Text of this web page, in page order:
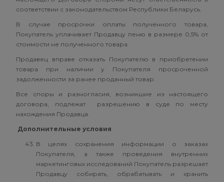
соответствии с законодательством Республики Беларусь.
В случае просрочки оплаты полученного товара,
Покупатель уплачивает Продавцу пеню в размере 0,5% от
стоимости не полученного товара.
Продавец вправе отказать Покупателю в приобретении
товара при наличии у Покупателя просроченной
задолженности за ранее проданный товар.
Все споры и разногласия, возникшие из настоящего
договора, подлежат разрешению в суде по месту
нахождения Продавца.
Дополнительные условия
В целях сохранения информации о заказах
Покупателя, а также проведения внутренних
маркетинговых исследований Покупатель разрешает
Продавцу собирать, обрабатывать и хранить